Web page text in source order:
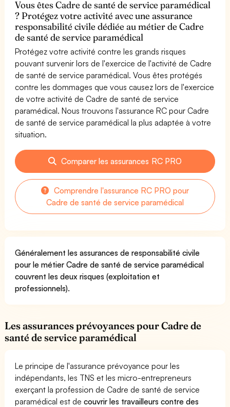
Vous êtes Cadre de santé de service paramédical
? Protégez votre activité avec une assurance
responsabilité civile dédiée au métier de Cadre
de santé de service paramédical
Protégez votre activité contre les grands risques
pouvant survenir lors de l'exercice de l'activité de Cadre
de santé de service paramédical. Vous êtes protégés
contre les dommages que vous causez lors de l'exercice
de votre activité de Cadre de santé de service
paramédical. Nous trouvons l'assurance RC pour Cadre
de santé de service paramédical la plus adaptée à votre
situation.
Comparer les assurances RC PRO
Comprendre l'assurance RC PRO pour
Cadre de santé de service paramédical
Généralement les assurances de responsabilité civile
pour le métier Cadre de santé de service paramédical
couvrent les deux risques (exploitation et
professionnels).
Les assurances prévoyances pour Cadre de
santé de service paramédical
Le principe de l'assurance prévoyance pour les
indépendants, les TNS et les micro-entrepreneurs
exerçant la profession de Cadre de santé de service
paramédical est decouvrir les travailleurs contre des